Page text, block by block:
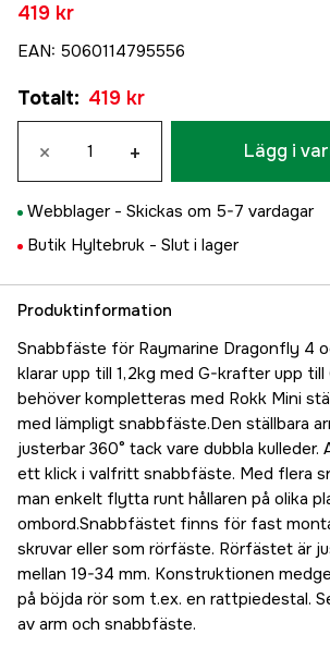
419 kr
EAN: 5060114795556
Totalt: 419 kr
× + Lägg i
Webblager - Skickas om 5-7 vardagar
Butik Hyltebruk - Slut i lager
Produktinformation
Snabbfäste för Raymarine Dragonfly 4
klarar upp till 1,2kg med G-krafter upp till
behöver kompletteras med Rokk Mini
med lämpligt snabbfäste.Den ställbara
justerbar 360° tack vare dubbla
ett klick i valfritt snabbfäste. Med flera
man enkelt flytta runt hållaren på olika
ombord.Snabbfästet finns för fast
skruvar eller som rörfäste. Rörfästet är
mellan 19-34 mm. Konstruktionen
på böjda rör som t.ex. en rattpiedestal.
av arm och snabbfäste.